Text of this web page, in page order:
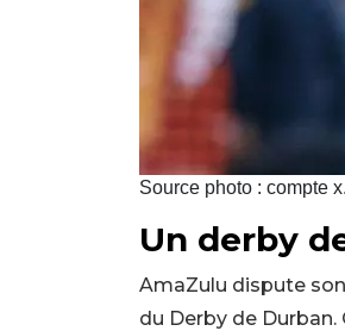
Source photo : compte
Un derby
AmaZulu dispute
du Derby de Durban.